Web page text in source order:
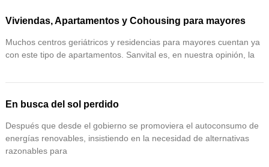
Viviendas, Apartamentos y Cohousing para mayores
Muchos centros geriátricos y residencias para mayores cuentan ya
con este tipo de apartamentos. Sanvital es, en nuestra opinión, la
En busca del sol perdido
Después que desde el gobierno se promoviera el autoconsumo de
energías renovables, insistiendo en la necesidad de alternativas
razonables para